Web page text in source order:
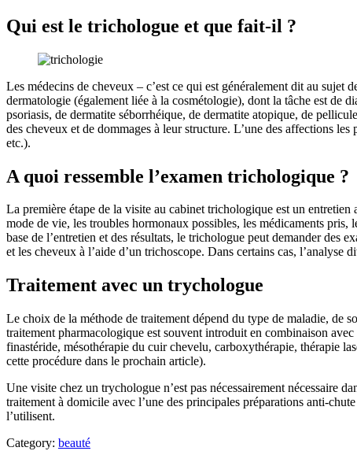
Qui est le trichologue et que fait-il ?
Les médecins de cheveux – c’est ce qui est généralement dit au sujet
dermatologie (également liée à la cosmétologie), dont la tâche est de
psoriasis, de dermatite séborrhéique, de dermatite atopique, de
des cheveux et de dommages à leur structure. L’une des affections
etc.).
A quoi ressemble l’examen trichologique ?
La première étape de la visite au cabinet trichologique est un
mode de vie, les troubles hormonaux possibles, les médicaments
base de l’entretien et des résultats, le trichologue peut demander des
et les cheveux à l’aide d’un trichoscope. Dans certains cas, l’analyse
Traitement avec un trychologue
Le choix de la méthode de traitement dépend du type de maladie, de
traitement pharmacologique est souvent introduit en combinaison
finastéride, mésothérapie du cuir chevelu, carboxythérapie, thérapie
cette procédure dans le prochain article).
Une visite chez un trychologue n’est pas nécessairement nécessaire
traitement à domicile avec l’une des principales préparations anti-
l’utilisent.
Category: beauté